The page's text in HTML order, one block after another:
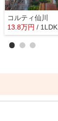
コルティ仙川
13.8万円 / 1LDK